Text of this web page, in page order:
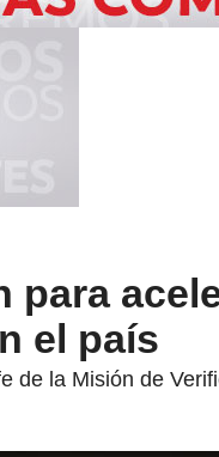
para
el país
de la Misión de